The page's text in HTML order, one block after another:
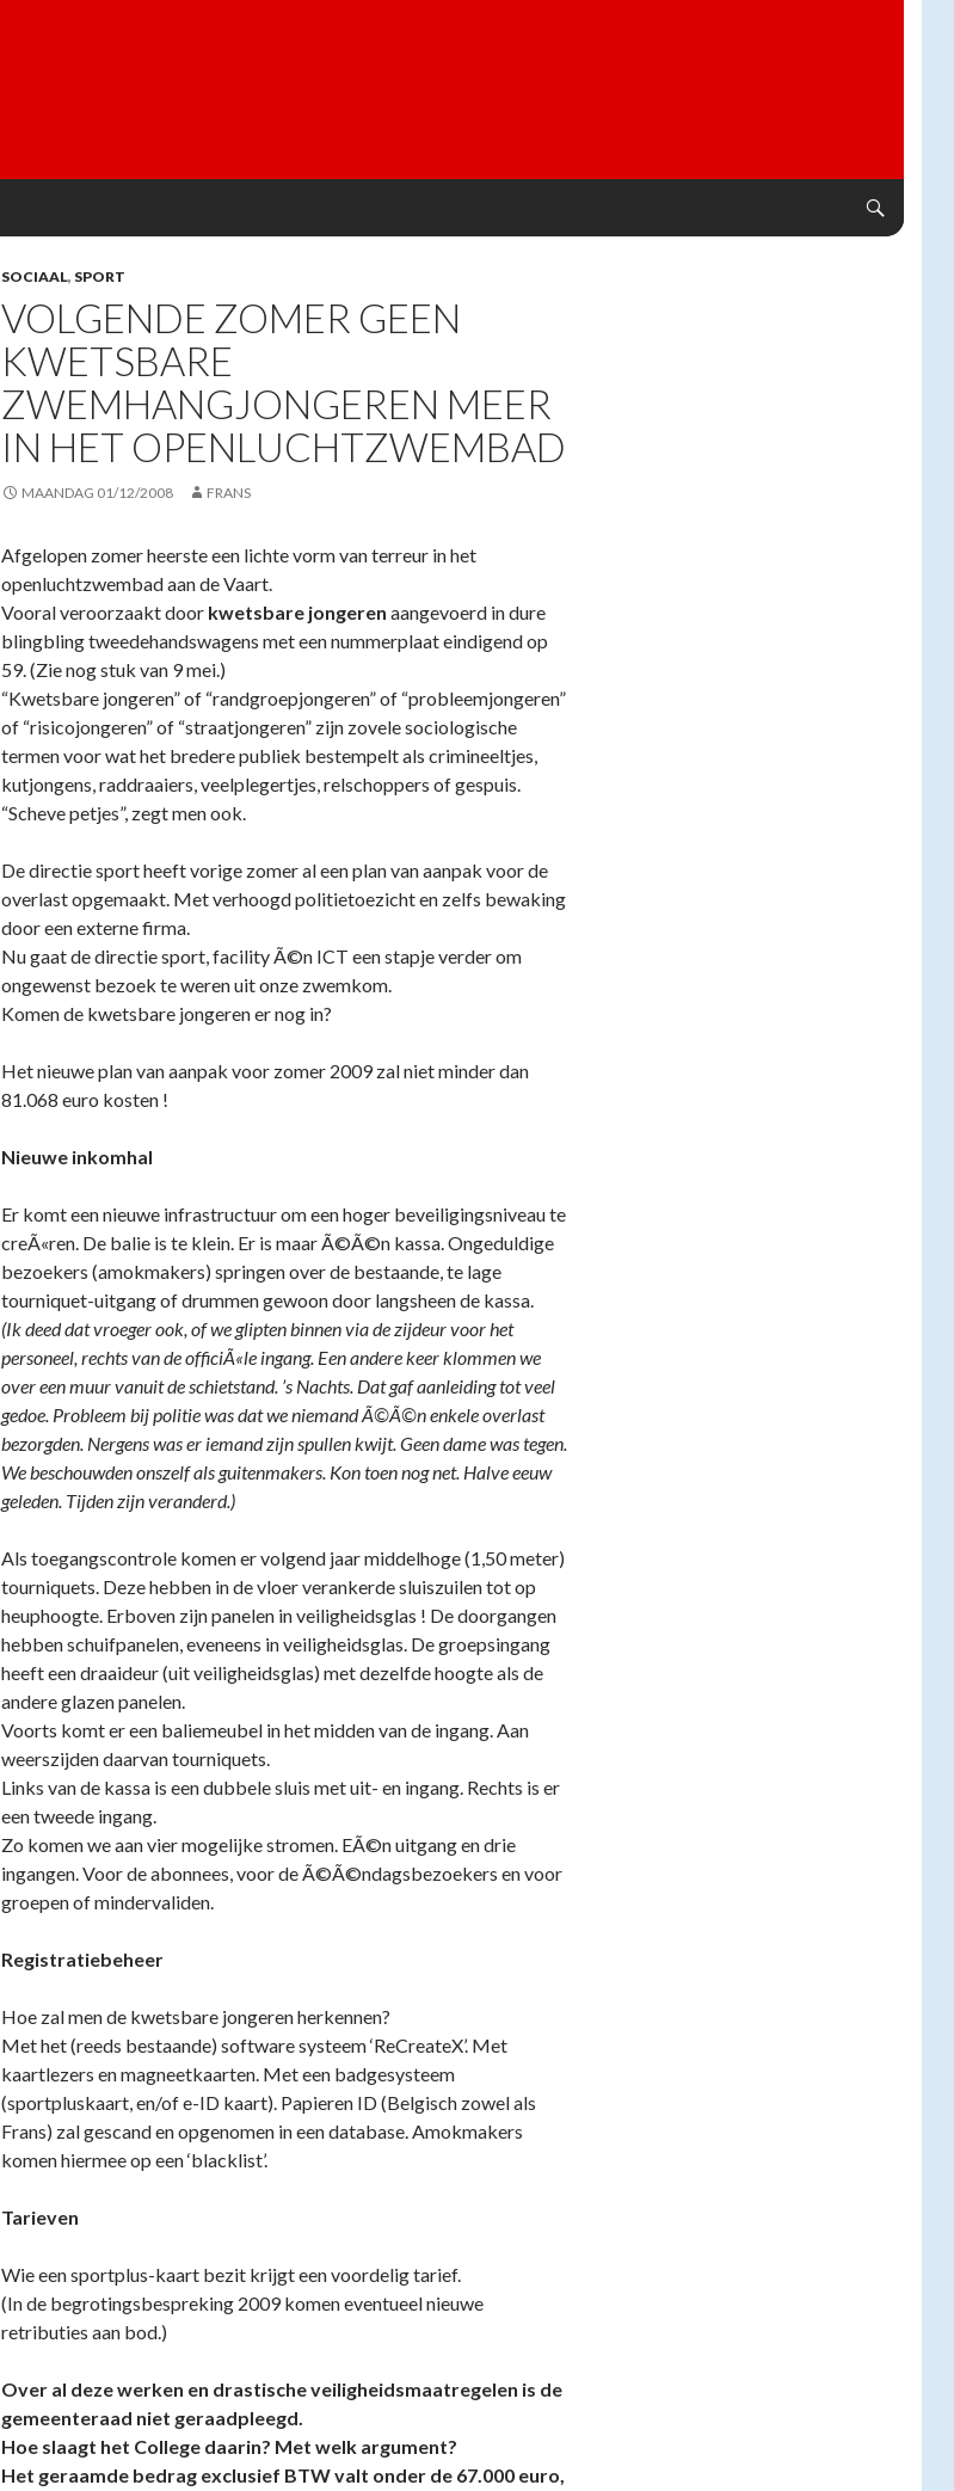
SOCIAAL, SPORT
VOLGENDE ZOMER GEEN
KWETSBARE
ZWEMHANGJONGEREN MEER
IN HET OPENLUCHTZWEMBAD
MAANDAG 01/12/2008 FRANS
Afgelopen zomer heerste een lichte vorm van terreur in het
openluchtzwembad aan de Vaart.
Vooral veroorzaakt door kwetsbare jongeren aangevoerd in dure
blingbling tweedehandswagens met een nummerplaat eindigend op
59. (Zie nog stuk van 9 mei.)
“Kwetsbare jongeren” of “randgroepjongeren” of “probleemjongeren”
of “risicojongeren” of “straatjongeren” zijn zovele sociologische
termen voor wat het bredere publiek bestempelt als crimineeltjes,
kutjongens, raddraaiers, veelplegertjes, relschoppers of gespuis.
“Scheve petjes”, zegt men ook.
De directie sport heeft vorige zomer al een plan van aanpak voor de
overlast opgemaakt. Met verhoogd politietoezicht en zelfs bewaking
door een externe firma.
Nu gaat de directie sport, facility Ã©n ICT een stapje verder om
ongewenst bezoek te weren uit onze zwemkom.
Komen de kwetsbare jongeren er nog in?
Het nieuwe plan van aanpak voor zomer 2009 zal niet minder dan
81.068 euro kosten !
Nieuwe inkomhal
Er komt een nieuwe infrastructuur om een hoger beveiligingsniveau te
creÃ«ren. De balie is te klein. Er is maar Ã©Ã©n kassa. Ongeduldige
bezoekers (amokmakers) springen over de bestaande, te lage
tourniquet-uitgang of drummen gewoon door langsheen de kassa.
(Ik deed dat vroeger ook, of we glipten binnen via de zijdeur voor het
personeel, rechts van de officiÃ«le ingang. Een andere keer klommen we
over een muur vanuit de schietstand. ’s Nachts. Dat gaf aanleiding tot veel
gedoe. Probleem bij politie was dat we niemand Ã©Ã©n enkele overlast
bezorgden. Nergens was er iemand zijn spullen kwijt. Geen dame was tegen.
We beschouwden onszelf als guitenmakers. Kon toen nog net. Halve eeuw
geleden. Tijden zijn veranderd.)
Als toegangscontrole komen er volgend jaar middelhoge (1,50 meter)
tourniquets. Deze hebben in de vloer verankerde sluiszuilen tot op
heuphoogte. Erboven zijn panelen in veiligheidsglas ! De doorgangen
hebben schuifpanelen, eveneens in veiligheidsglas. De groepsingang
heeft een draaideur (uit veiligheidsglas) met dezelfde hoogte als de
andere glazen panelen.
Voorts komt er een baliemeubel in het midden van de ingang. Aan
weerszijden daarvan tourniquets.
Links van de kassa is een dubbele sluis met uit- en ingang. Rechts is er
een tweede ingang.
Zo komen we aan vier mogelijke stromen. EÃ©n uitgang en drie
ingangen. Voor de abonnees, voor de Ã©Ã©ndagsbezoekers en voor
groepen of mindervaliden.
Registratiebeheer
Hoe zal men de kwetsbare jongeren herkennen?
Met het (reeds bestaande) software systeem ‘ReCreateX’. Met
kaartlezers en magneetkaarten. Met een badgesysteem
(sportpluskaart, en/of e-ID kaart). Papieren ID (Belgisch zowel als
Frans) zal gescand en opgenomen in een database. Amokmakers
komen hiermee op een ‘blacklist’.
Tarieven
Wie een sportplus-kaart bezit krijgt een voordelig tarief.
(In de begrotingsbespreking 2009 komen eventueel nieuwe
retributies aan bod.)
Over al deze werken en drastische veiligheidsmaatregelen is de
gemeenteraad niet geraadpleegd.
Hoe slaagt het College daarin? Met welk argument?
Het geraamde bedrag exclusief BTW valt onder de 67.000 euro,